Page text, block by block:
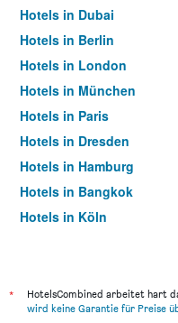
Hotels in Dubai
Hotels in Berlin
Hotels in London
Hotels in München
Hotels in Paris
Hotels in Dresden
Hotels in Hamburg
Hotels in Bangkok
Hotels in Köln
*
HotelsCombined arbeitet hart
wird keine Garantie für Preise